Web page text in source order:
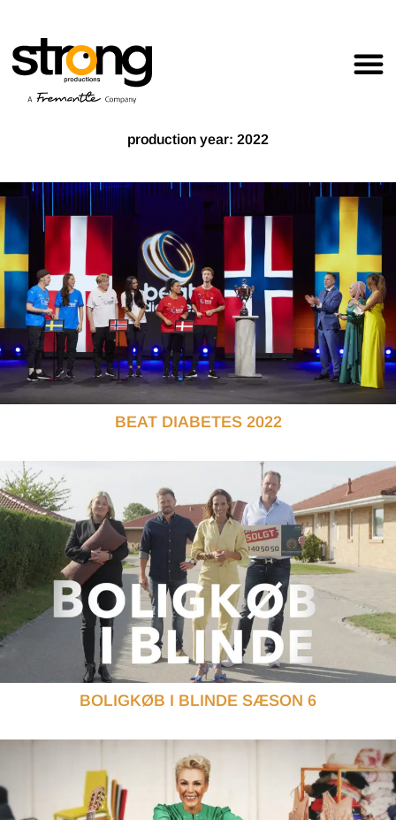
production year: 2022
BEAT DIABETES 2022
BOLIGKØB I BLINDE SÆSON 6